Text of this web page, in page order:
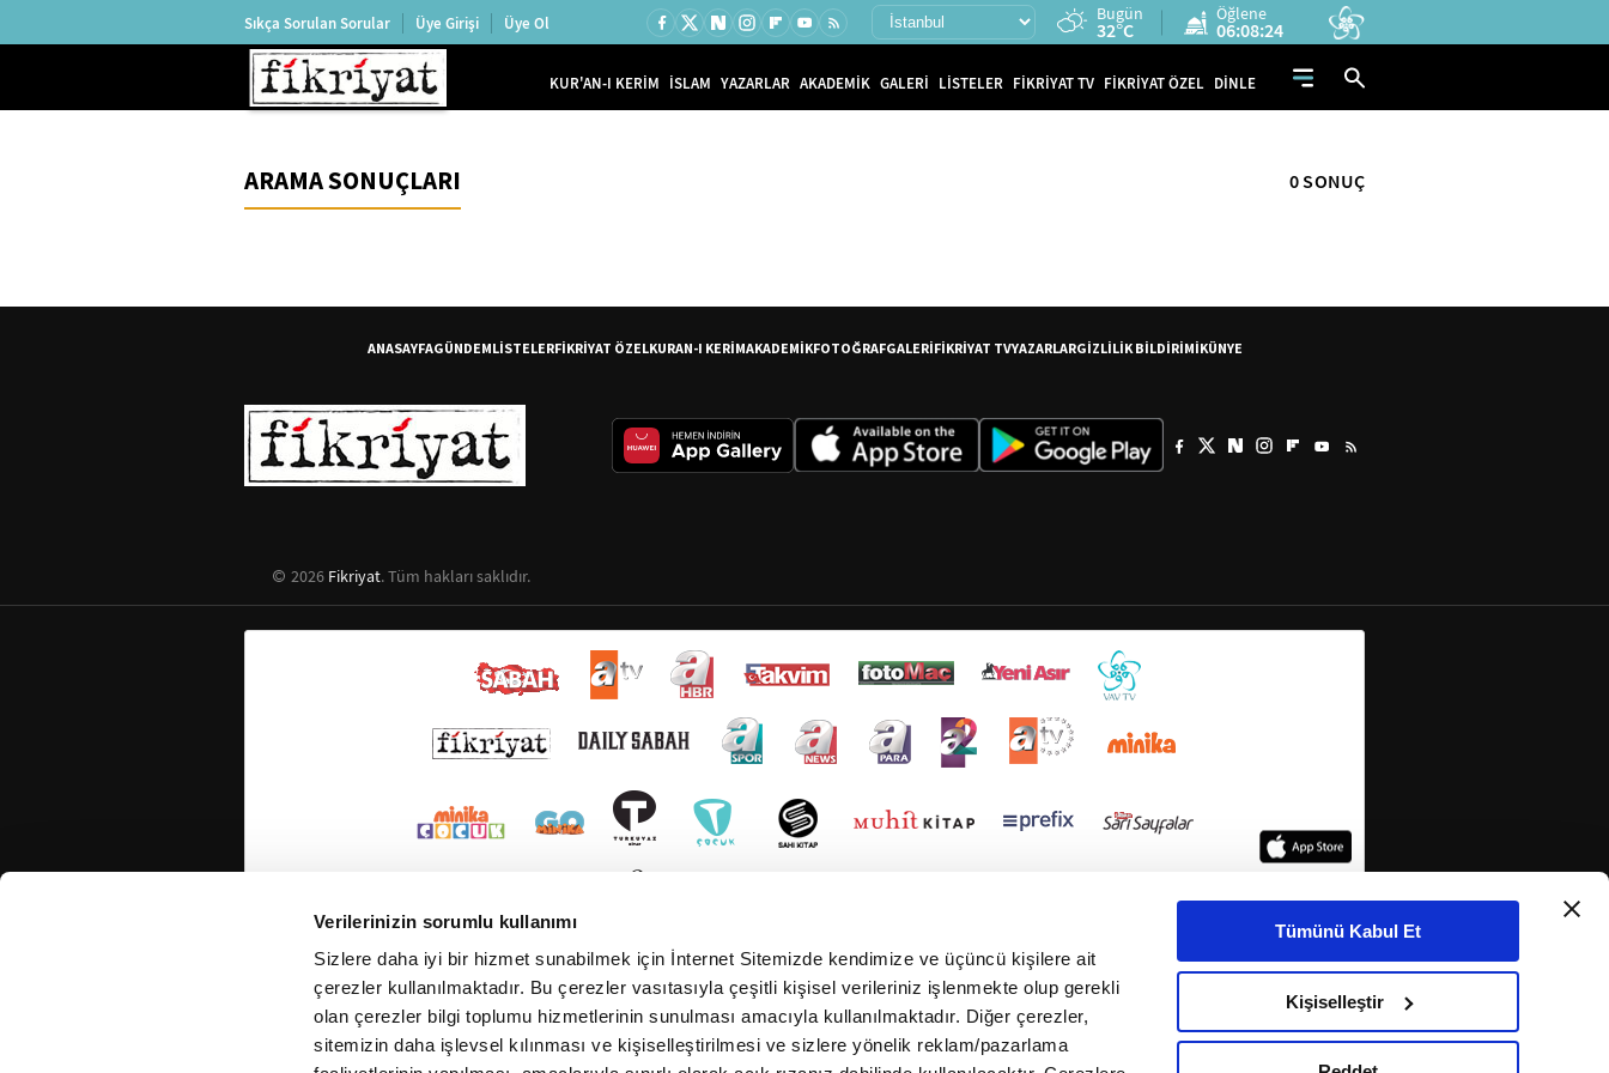
Verilerinizin sorumlu kullanımı
Sizlere daha iyi bir hizmet sunabilmek için İnternet Sitemizde kendimize ve üçüncü kişilere ait
çerezler kullanılmaktadır. Bu çerezler vasıtasıyla çeşitli kişisel verileriniz işlenmekte olup gerekli
olan çerezler bilgi toplumu hizmetlerinin sunulması amacıyla kullanılmaktadır. Diğer çerezler,
sitemizin daha işlevsel kılınması ve kişiselleştirilmesi ve sizlere yönelik reklam/pazarlama
Tümünü Kabul Et
Kişiselleştir
Sıkça Sorulan Sorular Üye Girişi Üye Ol Bugün
32°C
Öğlene
06:08:24
KUR'AN-I KERİM İSLAM YAZARLAR AKADEMİK GALERİ LİSTELER FİKRİYAT TV FİKRİYAT ÖZEL DİNLE
ARAMA SONUÇLARI 0 SONUÇ
ANASAYFAGÜNDEMLİSTELERFİKRİYAT ÖZELKURAN-I KERİMAKADEMİKFOTOĞRAFGALERİFİKRİYAT TVYAZARLARGİZLİLİK BİLDİRİMİKÜNYE
2026 Fikriyat. Tüm hakları saklıdır.